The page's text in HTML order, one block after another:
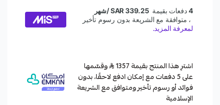
اشترِ هذا المنتج بقيمة 1357
وقسّمها
على 5 دفعات مع إمكان ادفع لاحقًا، بدون
فوائد أو رسوم تأخير ومتوافق مع الشريعة
الإسلامية